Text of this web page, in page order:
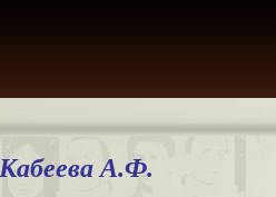
Кабеева А.Ф.